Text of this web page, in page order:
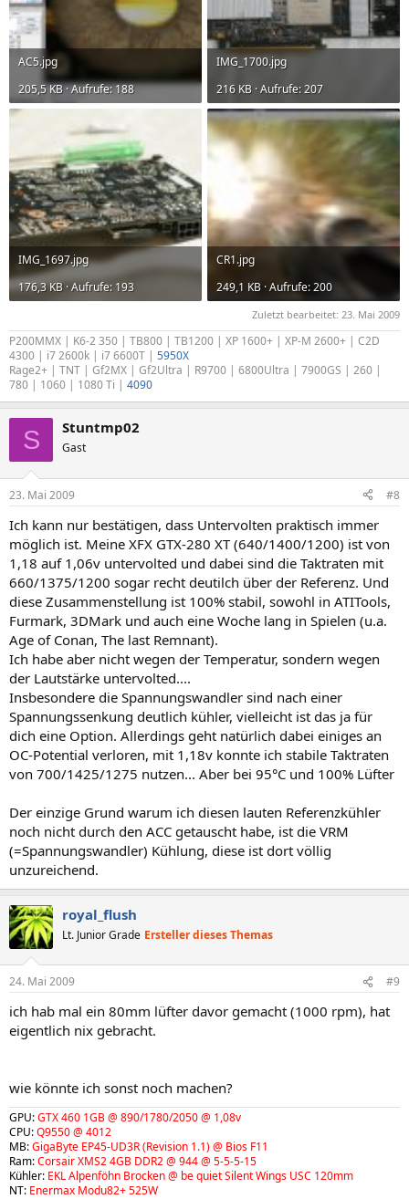
AC5.jpg
205,5 KB · Aufrufe: 188
IMG_1700.jpg
216 KB · Aufrufe: 207
IMG_1697.jpg
176,3 KB · Aufrufe: 193
CR1.jpg
249,1 KB · Aufrufe: 200
Zuletzt bearbeitet: 23. Mai 2009
P200MMX | K6-2 350 | TB800 | TB1200 | XP 1600+ | XP-M 2600+ | C2D
4300 | i7 2600k | i7 6600T | 5950X
Rage2+ | TNT | Gf2MX | Gf2Ultra | R9700 | 6800Ultra | 7900GS | 260 |
780 | 1060 | 1080 Ti | 4090
S Stuntmp02
Gast
23. Mai 2009 #8
Ich kann nur bestätigen, dass Untervolten praktisch immer
möglich ist. Meine XFX GTX-280 XT (640/1400/1200) ist von
1,18 auf 1,06v untervolted und dabei sind die Taktraten mit
660/1375/1200 sogar recht deutilch über der Referenz. Und
diese Zusammenstellung ist 100% stabil, sowohl in ATITools,
Furmark, 3DMark und auch eine Woche lang in Spielen (u.a.
Age of Conan, The last Remnant).
Ich habe aber nicht wegen der Temperatur, sondern wegen
der Lautstärke untervolted....
Insbesondere die Spannungswandler sind nach einer
Spannungssenkung deutlich kühler, vielleicht ist das ja für
dich eine Option. Allerdings geht natürlich dabei einiges an
OC-Potential verloren, mit 1,18v konnte ich stabile Taktraten
von 700/1425/1275 nutzen... Aber bei 95°C und 100% Lüfter
Der einzige Grund warum ich diesen lauten Referenzkühler
noch nicht durch den ACC getauscht habe, ist die VRM
(=Spannungswandler) Kühlung, diese ist dort völlig
unzureichend.
royal_flush
Lt. Junior Grade Ersteller dieses Themas
24. Mai 2009 #9
ich hab mal ein 80mm lüfter davor gemacht (1000 rpm), hat
eigentlich nix gebracht.
wie könnte ich sonst noch machen?
GPU:GTX 460 1GB @ 890/1780/2050 @ 1,08v
CPU:Q9550 @ 4012
MB:GigaByte EP45-UD3R (Revision 1.1) @ Bios F11
Ram:Corsair XMS2 4GB DDR2 @ 944 @ 5-5-5-15
Kühler: EKL Alpenföhn Brocken @ be quiet Silent Wings USC 120mm
NT: Enermax Modu82+ 525W